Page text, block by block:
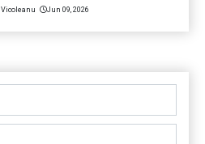
Jun 09, 2026